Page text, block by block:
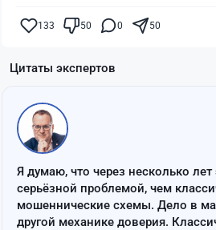
133 50 0 50
Цитаты экспертов
Я думаю, что через несколько лет
серьёзной проблемой, чем
мошеннические схемы. Дело в
другой механике доверия.